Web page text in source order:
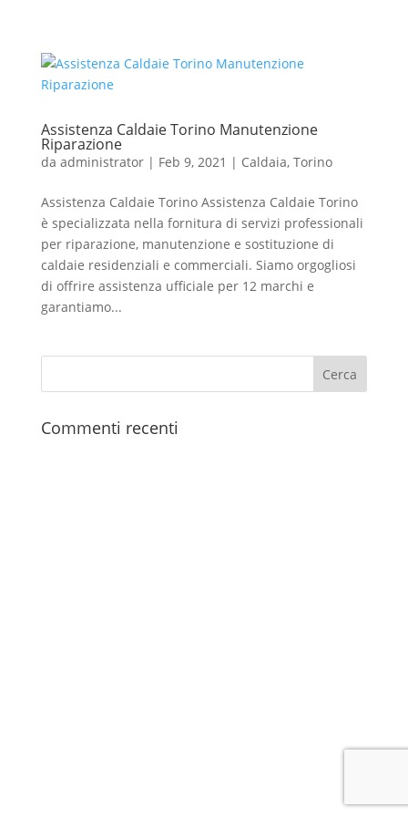
Assistenza Caldaie Torino Manutenzione
Riparazione
da administrator| Feb 9, 2021 | Caldaia, Torino
Assistenza Caldaie Torino Assistenza Caldaie Torino
è specializzata nella fornitura di servizi professionali
per riparazione, manutenzione e sostituzione di
caldaie residenziali e commerciali. Siamo orgogliosi
di offrire assistenza ufficiale per 12 marchi e
garantiamo...
Commenti recenti